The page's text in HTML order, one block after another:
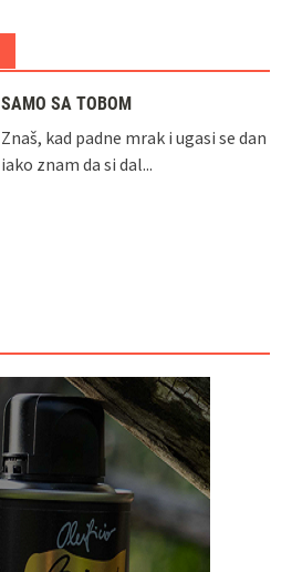
SAMO SA TOBOM
Znaš, kad padne mrak i ugasi se dan
iako znam da si dal...